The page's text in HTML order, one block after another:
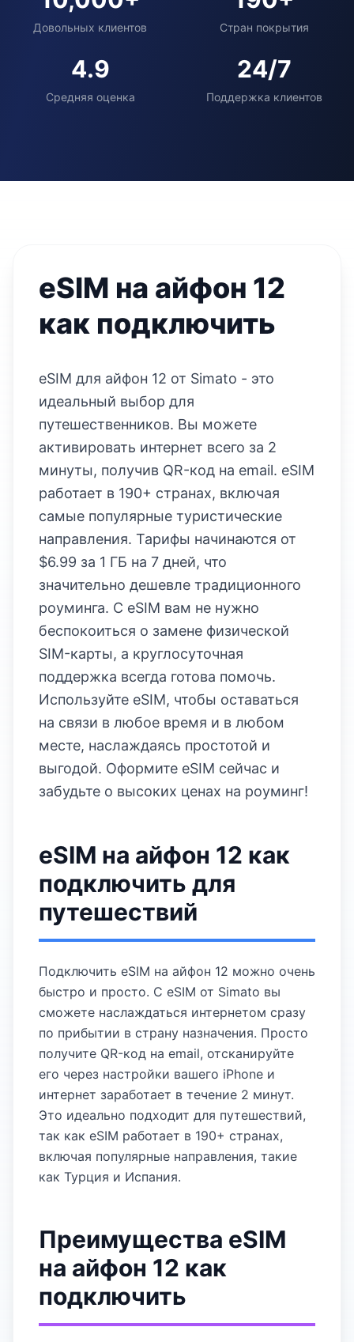
Довольных клиентов Стран покрытия
4.9
Средняя оценка
24/7
Поддержка клиентов
eSIM на айфон 12
как подключить
eSIM для айфон 12 от Simato - это
идеальный выбор для
путешественников. Вы можете
активировать интернет всего за 2
минуты, получив QR-код на email. eSIM
работает в 190+ странах, включая
самые популярные туристические
направления. Тарифы начинаются от
$6.99 за 1 ГБ на 7 дней, что
значительно дешевле традиционного
роуминга. С eSIM вам не нужно
беспокоиться о замене физической
SIM-карты, а круглосуточная
поддержка всегда готова помочь.
Используйте eSIM, чтобы оставаться
на связи в любое время и в любом
месте, наслаждаясь простотой и
выгодой. Оформите eSIM сейчас и
забудьте о высоких ценах на роуминг!
eSIM на айфон 12 как
подключить для
путешествий
Подключить eSIM на айфон 12 можно очень
быстро и просто. С eSIM от Simato вы
сможете наслаждаться интернетом сразу
по прибытии в страну назначения. Просто
получите QR-код на email, отсканируйте
его через настройки вашего iPhone и
интернет заработает в течение 2 минут.
Это идеально подходит для путешествий,
так как eSIM работает в 190+ странах,
включая популярные направления, такие
как Турция и Испания.
Преимущества eSIM
на айфон 12 как
подключить